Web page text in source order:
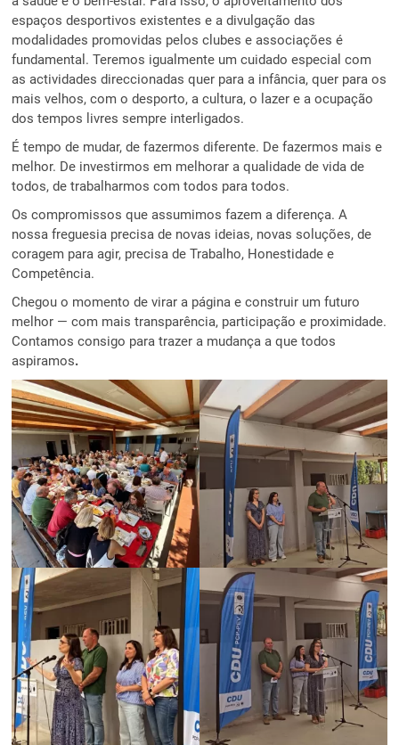
espaços desportivos existentes e a divulgação das
modalidades promovidas pelos clubes e associações é
fundamental. Teremos igualmente um cuidado especial com
as actividades direccionadas quer para a infância, quer para os
mais velhos, com o desporto, a cultura, o lazer e a ocupação
dos tempos livres sempre interligados.
É tempo de mudar, de fazermos diferente. De fazermos mais e
melhor. De investirmos em melhorar a qualidade de vida de
todos, de trabalharmos com todos para todos.
Os compromissos que assumimos fazem a diferença. A
nossa freguesia precisa de novas ideias, novas soluções, de
coragem para agir, precisa de Trabalho, Honestidade e
Competência.
Chegou o momento de virar a página e construir um futuro
melhor — com mais transparência, participação e proximidade.
Contamos consigo para trazer a mudança a que todos
aspiramos.